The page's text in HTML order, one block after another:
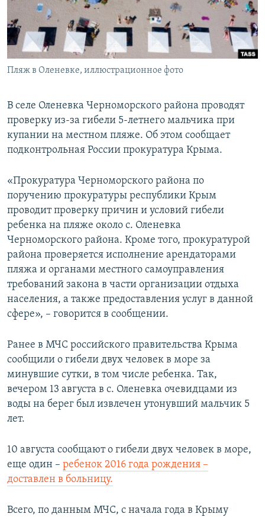
ПОБЕДИТЕЛЕЙ НЕ СУДЯТ?
КРЫМ.НЕПОКОРЕННЫЙ
ELIFBE
УКРАИНСКАЯ ПРОБЛЕМА КРЫМА
ПРИСОЕДИНЯЙТЕСЬ!
Пляж в Оленевке, иллюстрационное фото
В селе Оленевка Черноморского района проводят
проверку из-за гибели 5-летнего мальчика при
купании на местном пляже. Об этом сообщает
подконтрольная России прокуратура Крыма.
«Прокуратура Черноморского района по
поручению прокуратуры республики Крым
проводит проверку причин и условий гибели
ребенка на пляже около с. Оленевка
Черноморского района. Кроме того, прокуратурой
района проверяется исполнение арендаторами
пляжа и органами местного самоуправления
требований закона в части организации отдыха
населения, а также предоставления услуг в данной
сфере», – говорится в сообщении.
Ранее в МЧС российского правительства Крыма
сообщили о гибели двух человек в море за
минувшие сутки, в том числе ребенка. Так,
вечером 13 августа в с. Оленевка очевидцами из
воды на берег был извлечен утонувший мальчик 5
лет.
10 августа сообщают о гибели двух человек в море,
еще один – ребенок 2016 года рождения –
доставлен в больницу.
Всего, по данным МЧС, с начала года в Крыму